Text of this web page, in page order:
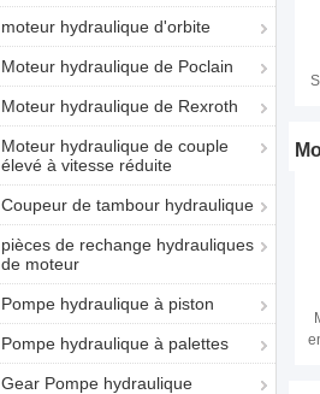
moteur hydraulique d'orbite
Moteur hydraulique de Poclain
Moteur hydraulique de Rexroth
Moteur hydraulique de couple
élevé à vitesse réduite
Coupeur de tambour hydraulique
pièces de rechange hydrauliques
de moteur
Pompe hydraulique à piston
Pompe hydraulique à palettes
Gear Pompe hydraulique